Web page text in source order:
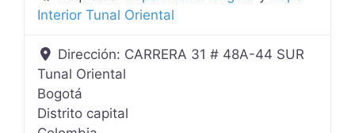
Interior Tunal Oriental
Dirección: CARRERA 31 # 48A-44 SUR
Tunal Oriental
Bogotá
Distrito capital